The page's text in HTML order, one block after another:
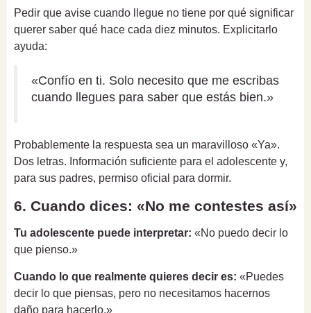
Pedir que avise cuando llegue no tiene por qué significar
querer saber qué hace cada diez minutos. Explicitarlo
ayuda:
«Confío en ti. Solo necesito que me escribas
cuando llegues para saber que estás bien.»
Probablemente la respuesta sea un maravilloso «Ya».
Dos letras. Información suficiente para el adolescente y,
para sus padres, permiso oficial para dormir.
6. Cuando dices: «No me contestes así»
Tu adolescente puede interpretar: «No puedo decir lo
que pienso.»
Cuando lo que realmente quieres decir es: «Puedes
decir lo que piensas, pero no necesitamos hacernos
daño para hacerlo.»